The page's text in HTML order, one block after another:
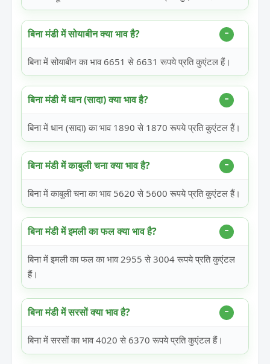
बिना मंडी में सोयाबीन क्या भाव है?
बिना में सोयाबीन का भाव 6651 से 6631 रूपये प्रति कुएंटल हैं।
बिना मंडी में धान (सादा) क्या भाव है?
बिना में धान (सादा) का भाव 1890 से 1870 रूपये प्रति कुएंटल हैं।
बिना मंडी में काबुली चना क्या भाव है?
बिना में काबुली चना का भाव 5620 से 5600 रूपये प्रति कुएंटल हैं।
बिना मंडी में इमली का फल क्या भाव है?
बिना में इमली का फल का भाव 2955 से 3004 रूपये प्रति कुएंटल
हैं।
बिना मंडी में सरसों क्या भाव है?
बिना में सरसों का भाव 4020 से 6370 रूपये प्रति कुएंटल हैं।